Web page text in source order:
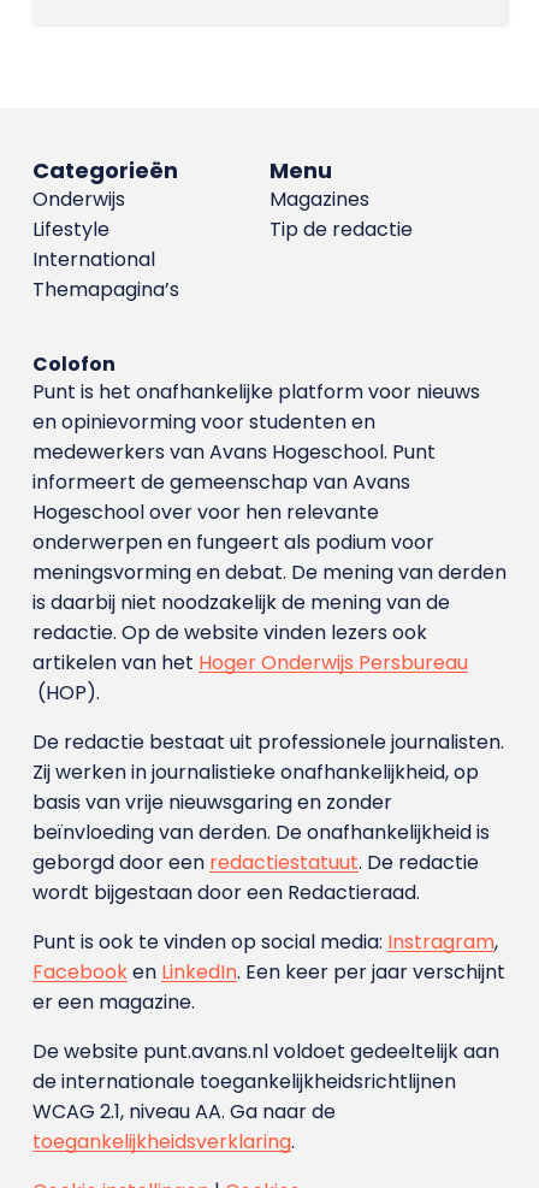
Menu
Magazines
Tip de redactie
Categorieën
Onderwijs
Lifestyle
International
Themapagina’s
Colofon
Punt is het onafhankelijke platform voor nieuws
en opinievorming voor studenten en
medewerkers van Avans Hoge­school. Punt
informeert de gemeenschap van Avans
Hogeschool over voor hen relevante
onderwerpen en fungeert als podium voor
meningsvorming en debat. De mening van derden
is daarbij niet noodzakelijk de mening van de
redactie. Op de website vinden lezers ook
artikelen van het Hoger Onderwijs Persbureau
(HOP).
De redactie bestaat uit professionele journalisten.
Zij werken in journalistieke onafhankelijkheid, op
basis van vrije nieuwsgaring en zonder
beïnvloeding van derden. De onafhankelijkheid is
geborgd door een redactiestatuut. De redactie
wordt bijgestaan door een Redactieraad.
Punt is ook te vinden op social media: Instragram,
Facebooken LinkedIn. Een keer per jaar verschijnt
er een magazine.
De website punt.avans.nl voldoet gedeeltelijk aan
de internationale toegankelijkheidsrichtlijnen
WCAG 2.1, niveau AA. Ga naar de
toegankelijkheidsverklaring.